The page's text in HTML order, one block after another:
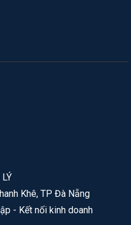
Khê, TP Đà Nẵng
- Kết nối kinh doanh